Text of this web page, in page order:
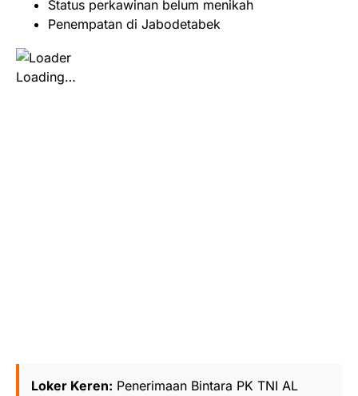
Status perkawinan belum menikah
Penempatan di Jabodetabek
Loker Keren: Penerimaan Bintara PK TNI AL
Loading…